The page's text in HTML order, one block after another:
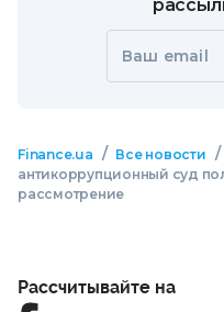
Ваш email
Finance.ua / Все новости /
антикоррупционный суд
рассмотрение
Рассчитывайте на